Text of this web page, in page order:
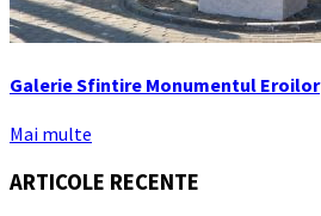
Galerie Sfintire Monumentul Eroilor
Mai multe
ARTICOLE RECENTE